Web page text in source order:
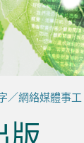
／網絡媒體事工